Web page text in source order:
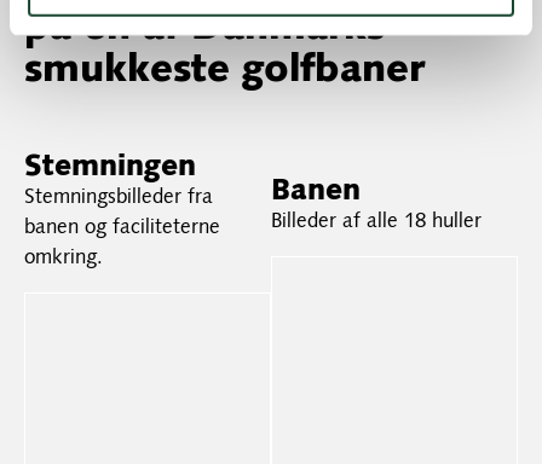
på en af Danmarks
smukkeste golfbaner
Stemningen
Stemningsbilleder fra
banen og faciliteterne
omkring.
Banen
Billeder af alle 18 huller